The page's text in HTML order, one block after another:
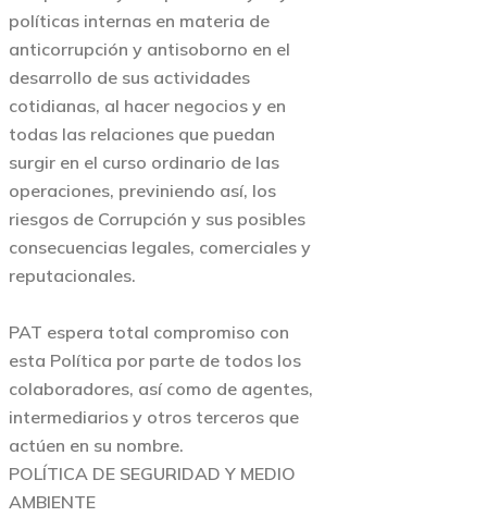
políticas internas en materia de
anticorrupción y antisoborno en el
desarrollo de sus actividades
cotidianas, al hacer negocios y en
todas las relaciones que puedan
surgir en el curso ordinario de las
operaciones, previniendo así, los
riesgos de Corrupción y sus posibles
consecuencias legales, comerciales y
reputacionales.
PAT espera total compromiso con
esta Política por parte de todos los
colaboradores, así como de agentes,
intermediarios y otros terceros que
actúen en su nombre.
POLÍTICA DE SEGURIDAD Y MEDIO
AMBIENTE